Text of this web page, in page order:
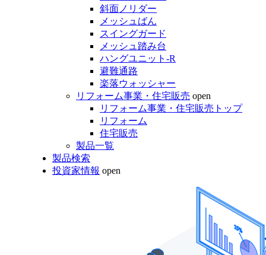
斜面ノリダー
メッシュばん
スイングガード
メッシュ踏み台
ハングユニット-R
避難通路
楽落ウォッシャー
リフォーム事業・住宅販売 open
リフォーム事業・住宅販売トップ
リフォーム
住宅販売
製品一覧
製品検索
投資家情報 open